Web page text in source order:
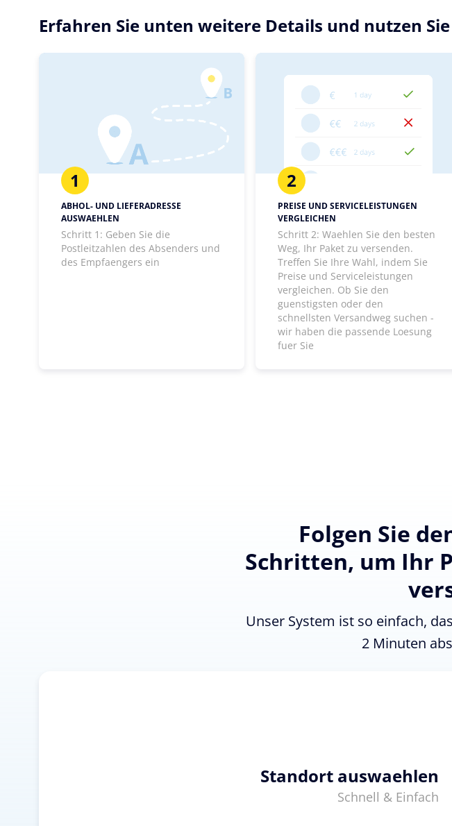
Erfahren Sie unten weitere Details und nutzen
1
ABHOL- UND LIEFERADRESSE
AUSWAEHLEN
Schritt 1: Geben Sie die
Postleitzahlen des Absenders und
des Empfaengers ein
2
PREISE UND SERVICELEISTUNGEN
VERGLEICHEN
Schritt 2: Waehlen Sie den besten
Weg, Ihr Paket zu versenden.
Treffen Sie Ihre Wahl, indem Sie
Preise und Serviceleistungen
vergleichen. Ob Sie den
guenstigsten oder den
schnellsten Versandweg suchen -
wir haben die passende Loesung
fuer Sie
Folgen Sie
Schritten, um Ihr
Unser System ist so einfach,
2 Minuten
Standort auswaehlen
Schnell & Einfach